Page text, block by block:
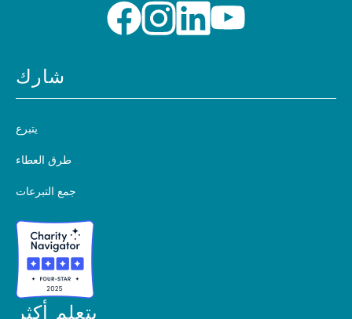
شارك
يتبرع
طرق العطاء
جمع التبرعات
يتعلم أكثر